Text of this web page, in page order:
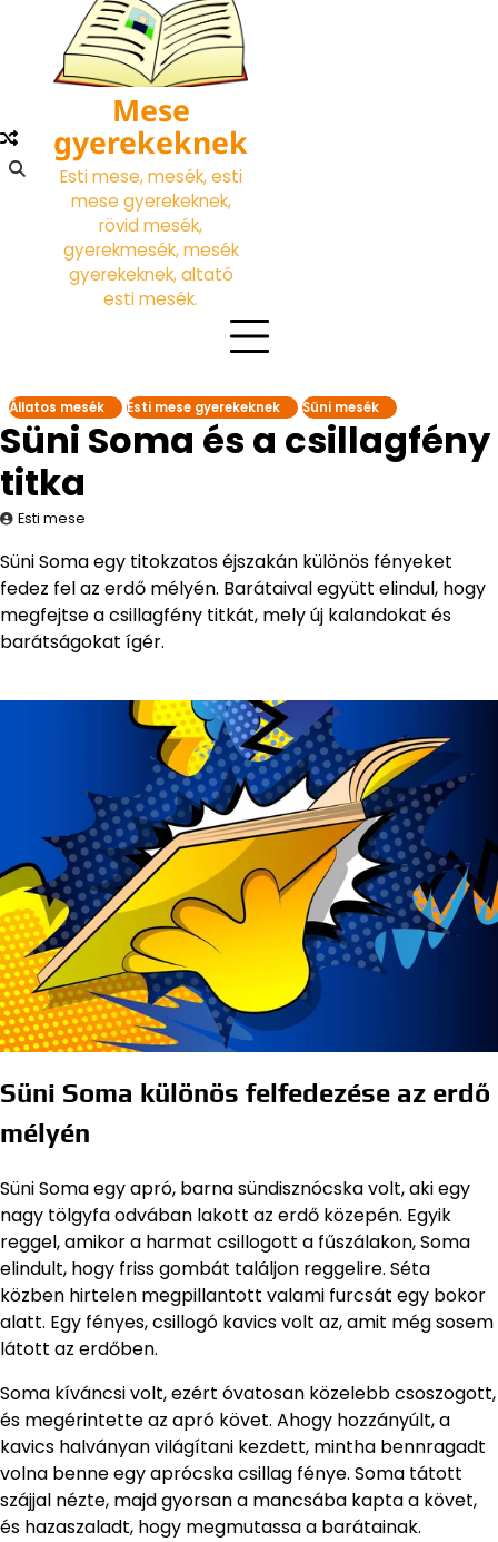
content
Mese
gyerekeknek
Esti mese, mesék, esti
mese gyerekeknek,
rövid mesék,
gyerekmesék, mesék
gyerekeknek, altató
esti mesék.
Állatos mesék Esti mese gyerekeknek Süni mesék
Süni Soma és a csillagfény
titka
Esti mese
Süni Soma egy titokzatos éjszakán különös fényeket
fedez fel az erdő mélyén. Barátaival együtt elindul, hogy
megfejtse a csillagfény titkát, mely új kalandokat és
barátságokat ígér.
Süni Soma különös felfedezése az erdő
mélyén
Süni Soma egy apró, barna sündisznócska volt, aki egy
nagy tölgyfa odvában lakott az erdő közepén. Egyik
reggel, amikor a harmat csillogott a fűszálakon, Soma
elindult, hogy friss gombát találjon reggelire. Séta
közben hirtelen megpillantott valami furcsát egy bokor
alatt. Egy fényes, csillogó kavics volt az, amit még sosem
látott az erdőben.
Soma kíváncsi volt, ezért óvatosan közelebb csoszogott,
és megérintette az apró követ. Ahogy hozzányúlt, a
kavics halványan világítani kezdett, mintha bennragadt
volna benne egy aprócska csillag fénye. Soma tátott
szájjal nézte, majd gyorsan a mancsába kapta a követ,
és hazaszaladt, hogy megmutassa a barátainak.